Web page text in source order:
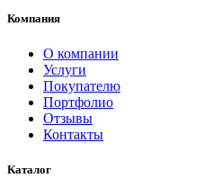
Компания
О компании
Услуги
Покупателю
Портфолио
Отзывы
Контакты
Каталог